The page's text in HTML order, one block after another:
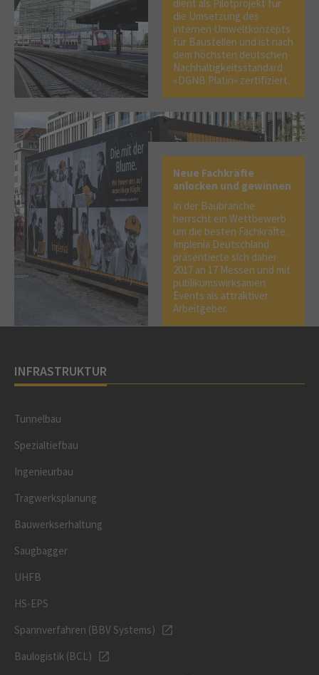
dient als Pilotprojekt für
die Umsetzung des
internen Umweltkonzepts
für Baustellen und ist nach
dem höchsten deutschen
Nachhaltigkeitsstandard
«DGNB Platin» zertifiziert.
Neue Fachkräfte
anlocken und gewinnen
In der Baubranche
herrscht ein Wettbewerb
um die besten Fachkräfte.
Implenia Deutschland
präsentierte sich daher
2017 an 17 Messen und mit
publikumswirksamen
Events als attraktiver
Arbeitgeber.
INFRASTRUKTUR
Tunnelbau
Spezialtiefbau
Ingenieurbau
Tragwerksplanung
Bauwerkserhaltung
Saugbagger
UHFB
HS-EPS
Spannverfahren (BBV Systems)
Baulogistik (BCL)